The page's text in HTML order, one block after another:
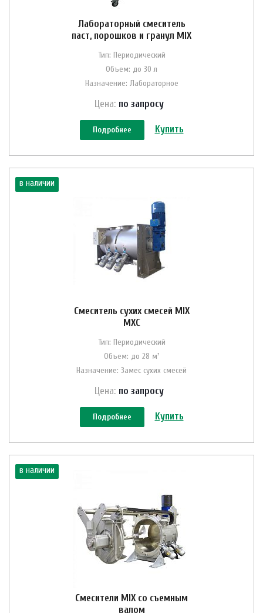
Лабораторный смеситель
паст, порошков и гранул MIX
Тип: Периодический
Объем: до 30 л
Назначение: Лабораторное
Цена: по запросу
Подробнее Купить
в наличии
Смеситель сухих смесей MIX
MXC
Тип: Периодический
Объем: до 28 м³
Назначение: Замес сухих смесей
Цена: по запросу
Подробнее Купить
в наличии
Смесители MIX со съемным
валом